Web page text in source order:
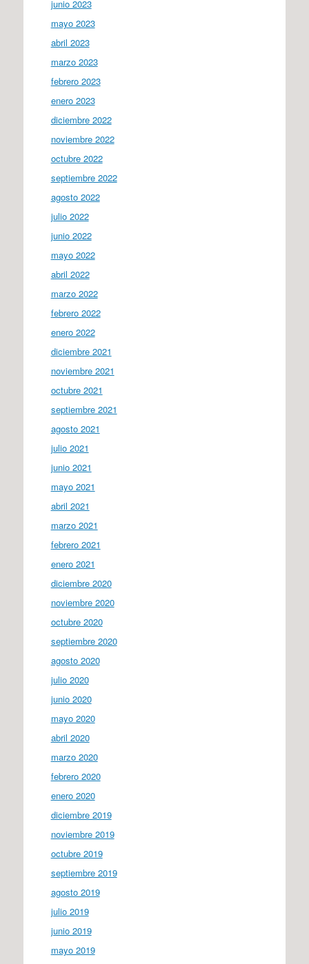
junio 2023
mayo 2023
abril 2023
marzo 2023
febrero 2023
enero 2023
diciembre 2022
noviembre 2022
octubre 2022
septiembre 2022
agosto 2022
julio 2022
junio 2022
mayo 2022
abril 2022
marzo 2022
febrero 2022
enero 2022
diciembre 2021
noviembre 2021
octubre 2021
septiembre 2021
agosto 2021
julio 2021
junio 2021
mayo 2021
abril 2021
marzo 2021
febrero 2021
enero 2021
diciembre 2020
noviembre 2020
octubre 2020
septiembre 2020
agosto 2020
julio 2020
junio 2020
mayo 2020
abril 2020
marzo 2020
febrero 2020
enero 2020
diciembre 2019
noviembre 2019
octubre 2019
septiembre 2019
agosto 2019
julio 2019
junio 2019
mayo 2019